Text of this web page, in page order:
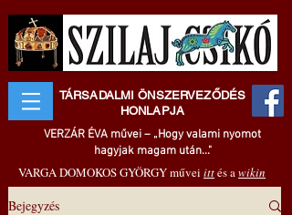
TÁRSADALMI ÖNSZERVEZŐDÉS
HONLAPJA
VERZÁR ÉVA művei – „Hogy valami nyomot
hagyjak magam után..."
VARGA DOMOKOS GYÖRGY művei ittés awikin
Bejegyzés